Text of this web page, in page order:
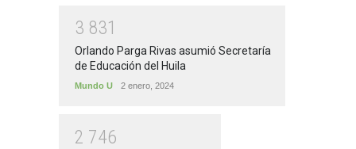
3 831
Orlando Parga Rivas asumió Secretaría
de Educación del Huila
Mundo U 2 enero, 2024
2 746